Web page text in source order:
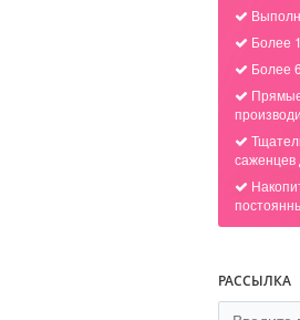
Более
Более
саженцев
РАССЫЛКА